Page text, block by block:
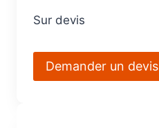
Sur devis
Demander un devis